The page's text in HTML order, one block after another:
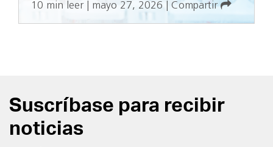
10 min leer| mayo 27, 2026 Compartir
Suscríbase para recibir
noticias